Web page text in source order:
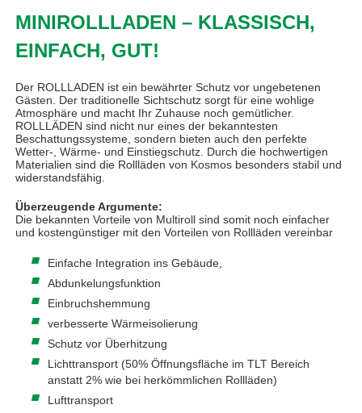
MINIROLLLADEN – KLASSISCH,
EINFACH, GUT!
Der ROLLLADEN ist ein bewährter Schutz vor ungebetenen
Gästen. Der traditionelle Sichtschutz sorgt für eine wohlige
Atmosphäre und macht Ihr Zuhause noch gemütlicher.
ROLLLÄDEN sind nicht nur eines der bekanntesten
Beschattungssysteme, sondern bieten auch den perfekte
Wetter-, Wärme- und Einstiegschutz. Durch die hochwertigen
Materialien sind die Rollläden von Kosmos besonders stabil und
widerstandsfähig.
Überzeugende Argumente:
Die bekannten Vorteile von Multiroll sind somit noch einfacher
und kostengünstiger mit den Vorteilen von Rollläden vereinbar
Einfache Integration ins Gebäude,
Abdunkelungsfunktion
Einbruchshemmung
verbesserte Wärmeisolierung
Schutz vor Überhitzung
Lichttransport (50% Öffnungsfläche im TLT Bereich
anstatt 2% wie bei herkömmlichen Rollläden)
Lufttransport